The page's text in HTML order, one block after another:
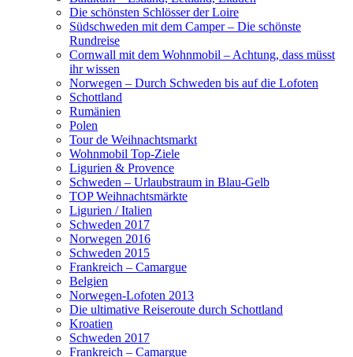
Die schönsten Schlösser der Loire
Südschweden mit dem Camper – Die schönste
Rundreise
Cornwall mit dem Wohnmobil – Achtung, dass müsst
ihr wissen
Norwegen – Durch Schweden bis auf die Lofoten
Schottland
Rumänien
Polen
Tour de Weihnachtsmarkt
Wohnmobil Top-Ziele
Ligurien & Provence
Schweden – Urlaubstraum in Blau-Gelb
TOP Weihnachtsmärkte
Ligurien / Italien
Schweden 2017
Norwegen 2016
Schweden 2015
Frankreich – Camargue
Belgien
Norwegen-Lofoten 2013
Die ultimative Reiseroute durch Schottland
Kroatien
Schweden 2017
Frankreich – Camargue